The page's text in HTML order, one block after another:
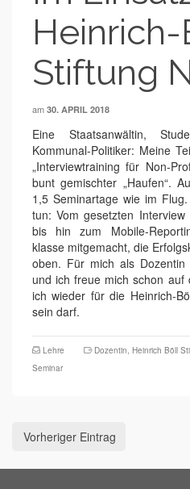
Stiftung
am 30. APRIL 2018
Eine Staatsanwältin,
Kommunal-Politiker: Meine
„Interviewtraining für Non-
bunt gemischter „Haufen“.
1,5 Seminartage wie im
tun: Vom gesetzten
bis hin zum Mobile-
klasse mitgemacht, die
oben. Für mich als
und ich freue mich schon auf
ich wieder für die Heinrich-
sein darf.
Lehre Dozentin, Heinrich Böll
Seminar
Vorheriger Eintrag